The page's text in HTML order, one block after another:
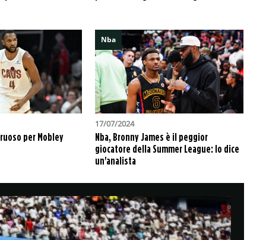
analisi e pronostico
Amazonas promette emozioni
PRONOSTICI/RACCHETTE
Wimbledon 2025, Fognini-Alcaraz: analisi
e pronostico
I bookie sono ovviamente schierati in
modo compatto in favore del n. 2 al
mondo
12:30
PRONOSTICI/SPORT VARI
Campionati italiani 2025, prova in linea:
analisi e pronostico
2:20
PRONOSTICI/SPORT VARI
VNL uomini 2025, Brasile-Italia: analisi e
pronostico
18:25
per Mobley
Nba
17/07/2024
Nba, Bronny James è il peggior
giocatore della Summer League: lo dice
un'analista